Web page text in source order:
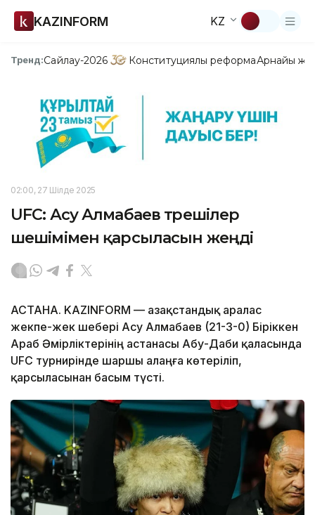
KAZINFORM KZ
Тренд:Сайлау-2026 Конституциялық реформаАрнайы
02:00, 27 Шілде 2025
UFC: Асу Алмабаев төрешілер
шешімімен қарсыласын жеңді
АСТАНА. KAZINFORM — Қазақстандық аралас
жекпе-жек шебері Асу Алмабаев (21-3-0) Біріккен
Араб Әмірліктерінің астанасы Абу-Даби қаласында
UFC турнирінде шаршы алаңға көтеріліп,
қарсыласынан басым түсті.